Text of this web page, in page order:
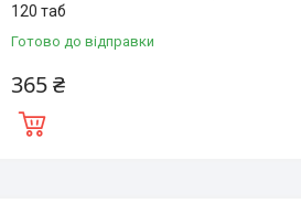
120 таб
Готово до відправки
365 ₴